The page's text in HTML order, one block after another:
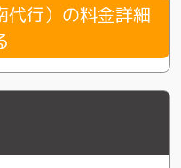
代行）の料金詳細